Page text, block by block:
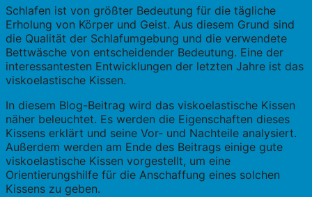
Schlafen ist von größter Bedeutung für die tägliche
Erholung von Körper und Geist. Aus diesem Grund sind
die Qualität der Schlafumgebung und die verwendete
Bettwäsche von entscheidender Bedeutung. Eine der
interessantesten Entwicklungen der letzten Jahre ist das
viskoelastische Kissen.
In diesem Blog-Beitrag wird das viskoelastische Kissen
näher beleuchtet. Es werden die Eigenschaften dieses
Kissens erklärt und seine Vor- und Nachteile analysiert.
Außerdem werden am Ende des Beitrags einige gute
viskoelastische Kissen vorgestellt, um eine
Orientierungshilfe für die Anschaffung eines solchen
Kissens zu geben.